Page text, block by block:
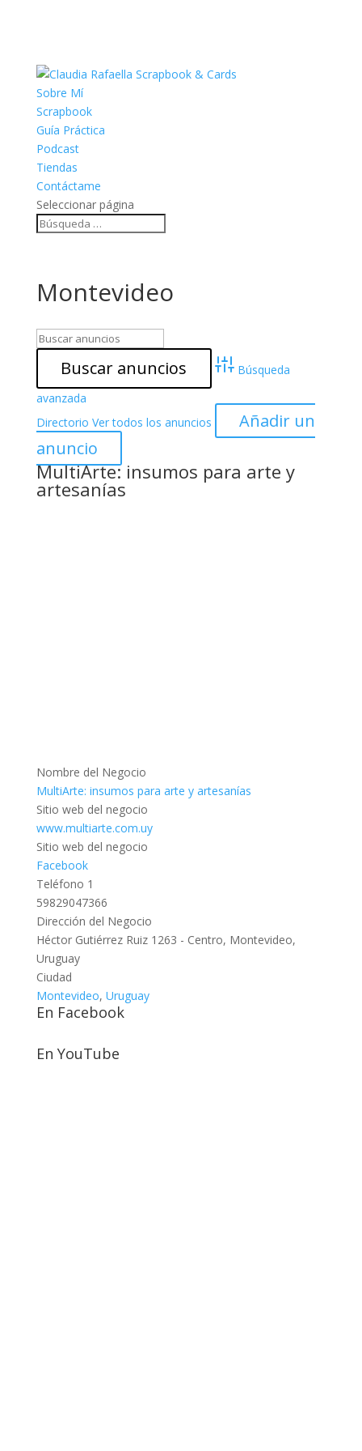
Sobre Mí
Scrapbook
Guía Práctica
Podcast
Tiendas
Contáctame
Seleccionar página
Montevideo
Búsqueda
avanzada
Directorio Ver todos los anuncios
Añadir un
anuncio
MultiArte: insumos para arte y
artesanías
Nombre del Negocio
MultiArte: insumos para arte y artesanías
Sitio web del negocio
www.multiarte.com.uy
Sitio web del negocio
Facebook
Teléfono 1
59829047366
Dirección del Negocio
Héctor Gutiérrez Ruiz 1263 - Centro, Montevideo,
Uruguay
Ciudad
Montevideo, Uruguay
En Facebook
En YouTube